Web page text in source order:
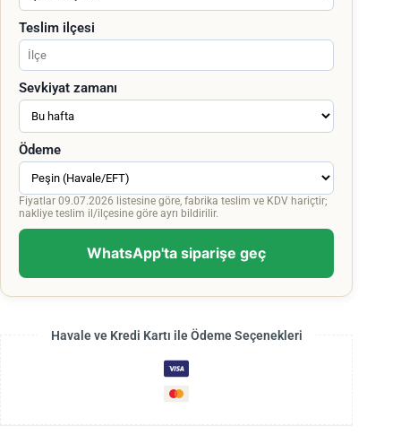
Teslim ilçesi
Sevkiyat zamanı
Ödeme
Fiyatlar 09.07.2026 listesine göre, fabrika teslim ve KDV hariçtir;
nakliye teslim il/ilçesine göre ayrı bildirilir.
WhatsApp'ta siparişe geç
Havale ve Kredi Kartı ile Ödeme Seçenekleri